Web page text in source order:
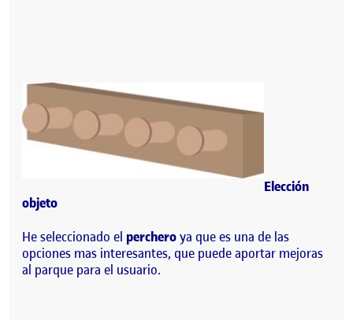
Elección
objeto
He seleccionado el percheroya que es una de las
opciones mas interesantes, que puede aportar mejoras
al parque para el usuario.